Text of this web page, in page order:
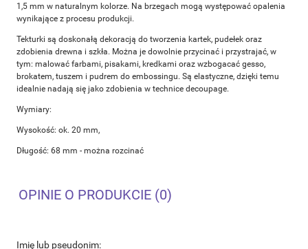
1,5 mm w naturalnym kolorze. Na brzegach mogą występować opalenia
wynikające z procesu produkcji.
Tekturki są doskonałą dekoracją do tworzenia kartek, pudełek oraz
zdobienia drewna i szkła. Można je dowolnie przycinać i przystrajać, w
tym: malować farbami, pisakami, kredkami oraz wzbogacać gesso,
brokatem, tuszem i pudrem do embossingu. Są elastyczne, dzięki temu
idealnie nadają się jako zdobienia w technice decoupage.
Wymiary:
Wysokość: ok. 20 mm,
Długość: 68 mm - można rozcinać
OPINIE O PRODUKCIE (0)
Imię lub pseudonim: